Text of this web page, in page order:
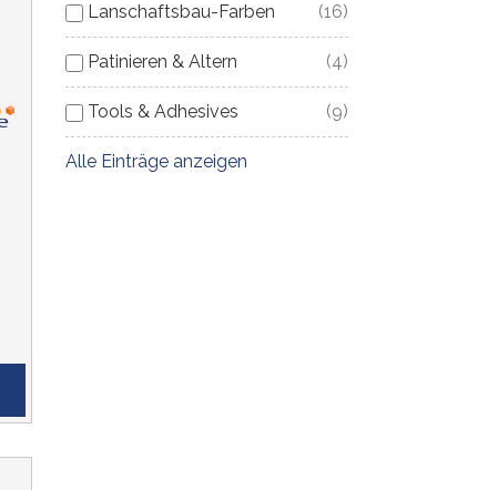
Lanschaftsbau-Farben (16)
Nützliches Zubehör (2)
Patinieren & Altern (4)
Rail Tracker&trade; Cleaning Kit
(1)
Tools & Adhesives (9)
Alle Einträge anzeigen